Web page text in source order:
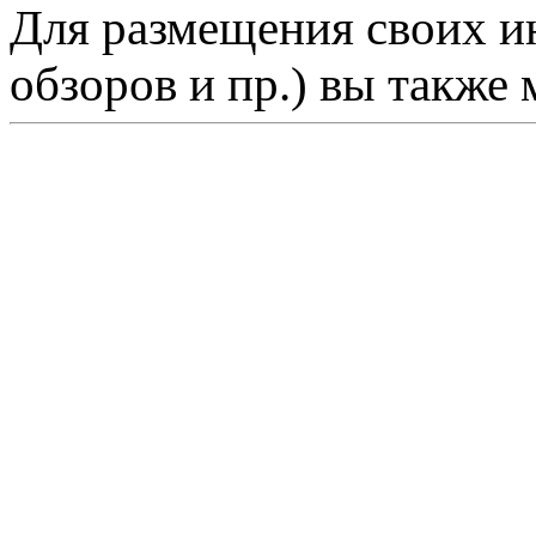
Для размещения своих
обзоров и пр.) вы также